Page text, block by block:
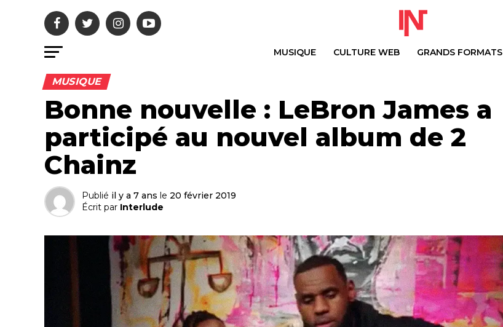
MUSIQUE CULTURE WEB GRANDS FORMATS
MUSIQUE
Bonne nouvelle : LeBron James a
participé au nouvel album de 2
Chainz
Publié il y a 7 ans le 20 février 2019
Écrit par Interlude